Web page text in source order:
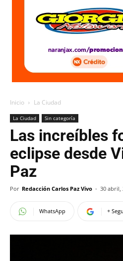
Inicio La Ciudad
La Ciudad Sin categoría
Las increíbles
eclipse desde
Paz
Por Redacción Carlos Paz Vivo - 30 abril,
WhatsApp +